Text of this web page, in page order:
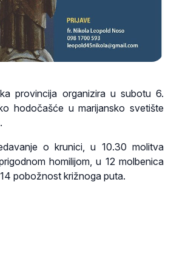
provincija organizira u subotu 6.
hodočašće u marijansko svetište
o krunici, u 10.30 molitva
homilijom, u 12 molbenica
pobožnost križnoga puta.